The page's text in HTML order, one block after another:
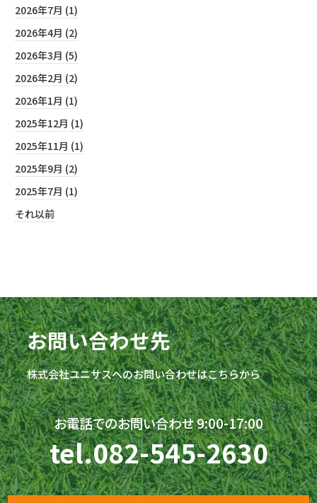
2026年7月 (1)
2026年4月 (2)
2026年3月 (5)
2026年2月 (2)
2026年1月 (1)
2025年12月 (1)
2025年11月 (1)
2025年9月 (2)
2025年7月 (1)
それ以前
お問い合わせ先
株式会社ユニサスへのお問い合わせはこちらから
お電話でのお問い合わせ 9:00-17:00
tel.082-545-2630